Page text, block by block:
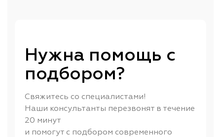
Нужна помощь с
подбором?
Свяжитесь со специалистами!
Наши консультанты перезвонят в течение
20 минут
и помогут с подбором современного